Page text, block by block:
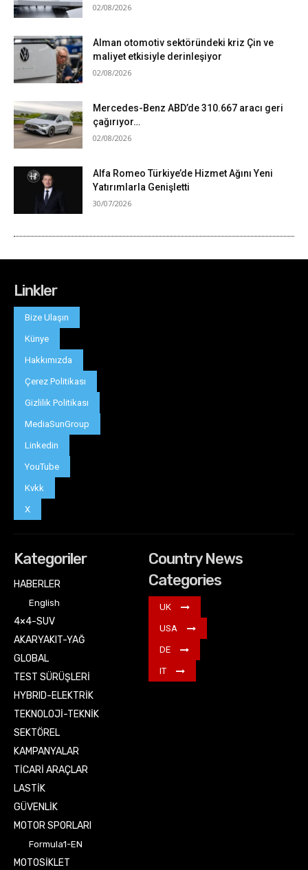
Linkler
Bize Ulaşın
Künye
Hakkımızda
Çerez Politikası
Gizlilik Politikası
MediaSunGroup
Linkedin
YouTube
Kvkk
X
Kategoriler
HABERLER
English
4×4-SUV
AKARYAKIT-YAĞ
GLOBAL
TEST SÜRÜŞLERİ
HYBRID-ELEKTRİK
TEKNOLOJİ-TEKNİK
SEKTÖREL
KAMPANYALAR
TİCARİ ARAÇLAR
LASTİK
GÜVENLİK
MOTOR SPORLARI
Formula1-EN
MOTOSİKLET
Country News
Categories
UK
USA
DE
IT